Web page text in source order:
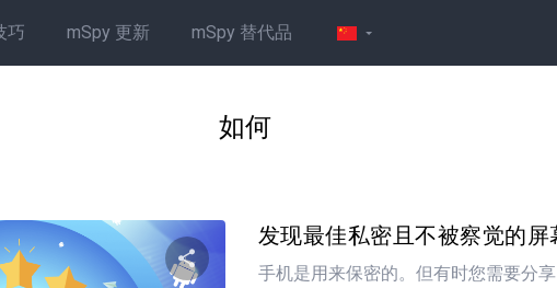
巧 mSpy 更新 mSpy 替代品
如何
发现最佳私密且不被察觉的屏
手机是用来保密的。但有时您需要分